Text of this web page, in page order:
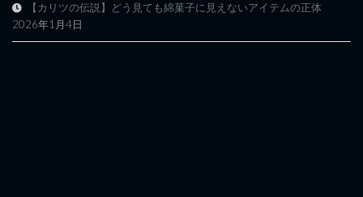
【カリツの伝説】どう見ても綿菓子に見えないアイテムの正体
2026年1月4日